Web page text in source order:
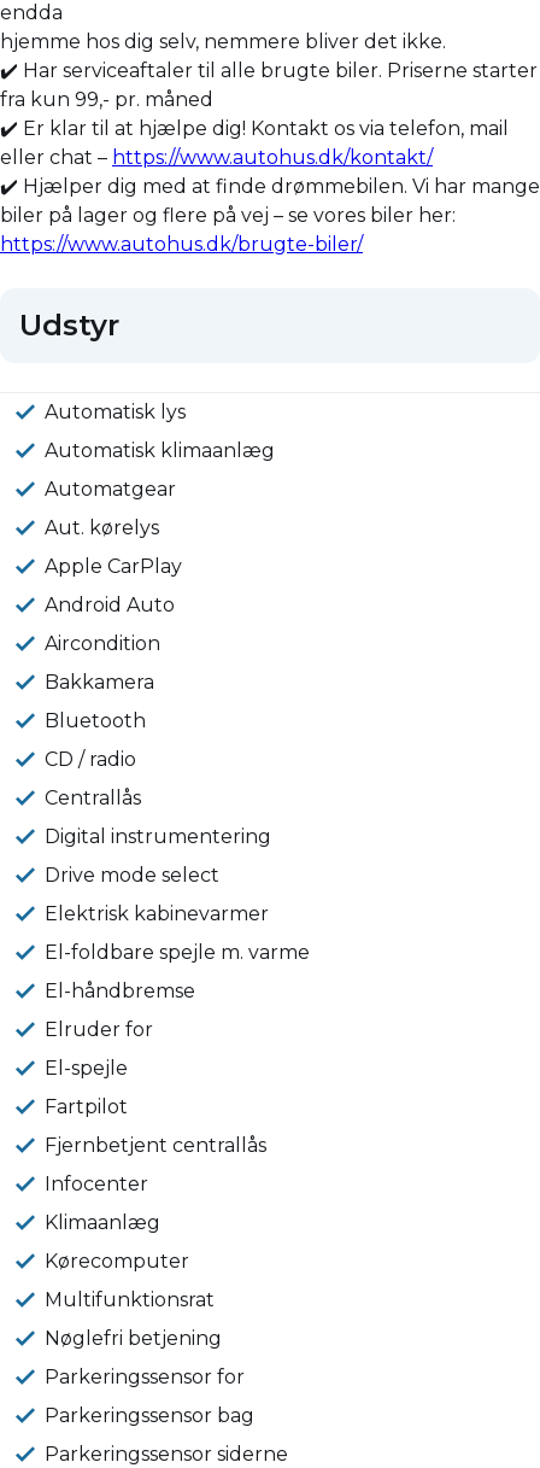
endda
hjemme hos dig selv, nemmere bliver det ikke.
✔️ Har serviceaftaler til alle brugte biler. Priserne starter
fra kun 99,- pr. måned
✔️ Er klar til at hjælpe dig! Kontakt os via telefon, mail
eller chat – https://www.autohus.dk/kontakt/
✔️ Hjælper dig med at finde drømmebilen. Vi har mange
biler på lager og flere på vej – se vores biler her:
https://www.autohus.dk/brugte-biler/
Udstyr
Automatisk lys
Automatisk klimaanlæg
Automatgear
Aut. kørelys
Apple CarPlay
Android Auto
Aircondition
Bakkamera
Bluetooth
CD / radio
Centrallås
Digital instrumentering
Drive mode select
Elektrisk kabinevarmer
El-foldbare spejle m. varme
El-håndbremse
Elruder for
El-spejle
Fartpilot
Fjernbetjent centrallås
Infocenter
Klimaanlæg
Kørecomputer
Multifunktionsrat
Nøglefri betjening
Parkeringssensor for
Parkeringssensor bag
Parkeringssensor siderne